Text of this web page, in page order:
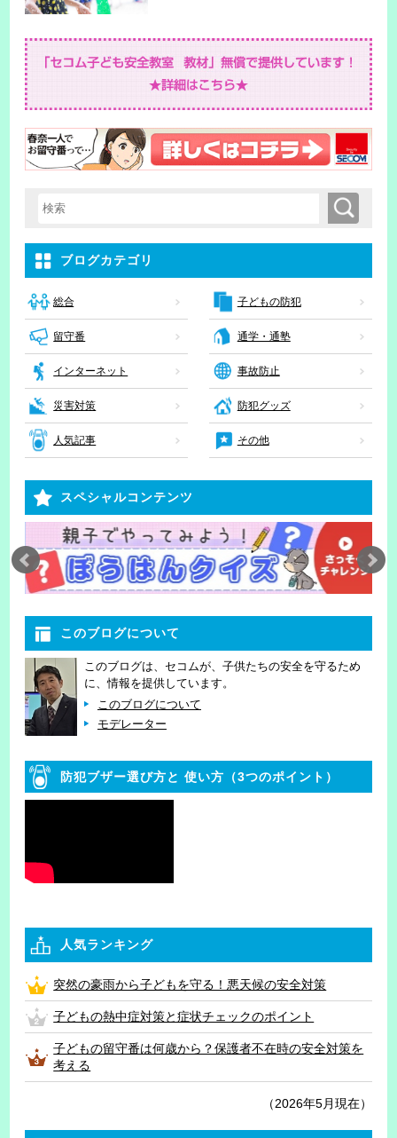
検索キーワード入力 検索
ブログカテゴリ
総合 子どもの防犯
留守番 通学・通塾
インターネット 事故防止
災害対策 防犯グッズ
人気記事 その他
スペシャルコンテンツ
このブログについて
このブログは、セコムが、子供たちの安全を守るため
に、情報を提供しています。
このブログについて
モデレーター
防犯ブザー選び方と 使い方（3つのポイント）
人気ランキング
突然の豪雨から子どもを守る！悪天候の安全対策
子どもの熱中症対策と症状チェックのポイント
子どもの留守番は何歳から？保護者不在時の安全対策を
考える
（2026年5月現在）